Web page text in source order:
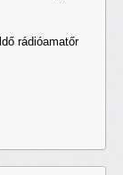
rádióamatőr